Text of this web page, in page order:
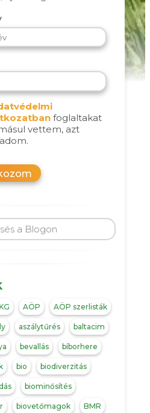
foglaltakat
vettem, azt
AÖP AÖP szerlisták
aszálytűrés baltacim
bevallás bíborhere
bio biodiverzitás
biominősítés
biovetőmagok BMR